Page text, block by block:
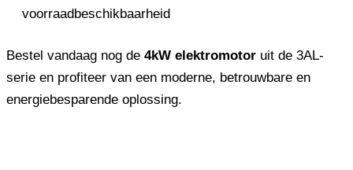
voorraadbeschikbaarheid
Bestel vandaag nog de 4kW elektromotor uit de 3AL-
serie en profiteer van een moderne, betrouwbare en
energiebesparende oplossing.